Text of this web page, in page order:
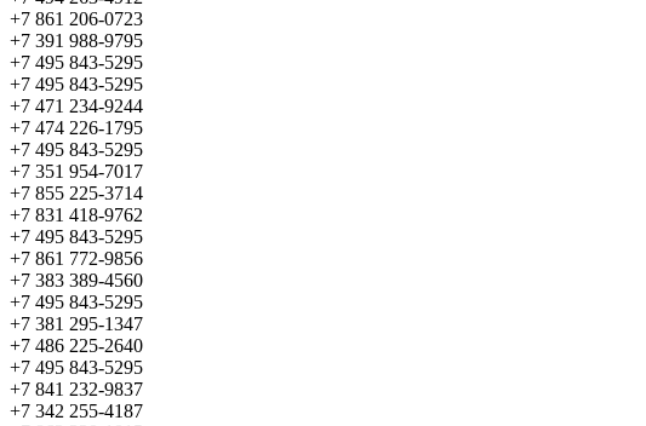
+7 861 206-0723
+7 391 988-9795
+7 495 843-5295
+7 495 843-5295
+7 471 234-9244
+7 474 226-1795
+7 495 843-5295
+7 351 954-7017
+7 855 225-3714
+7 831 418-9762
+7 495 843-5295
+7 861 772-9856
+7 383 389-4560
+7 495 843-5295
+7 381 295-1347
+7 486 225-2640
+7 495 843-5295
+7 841 232-9837
+7 342 255-4187